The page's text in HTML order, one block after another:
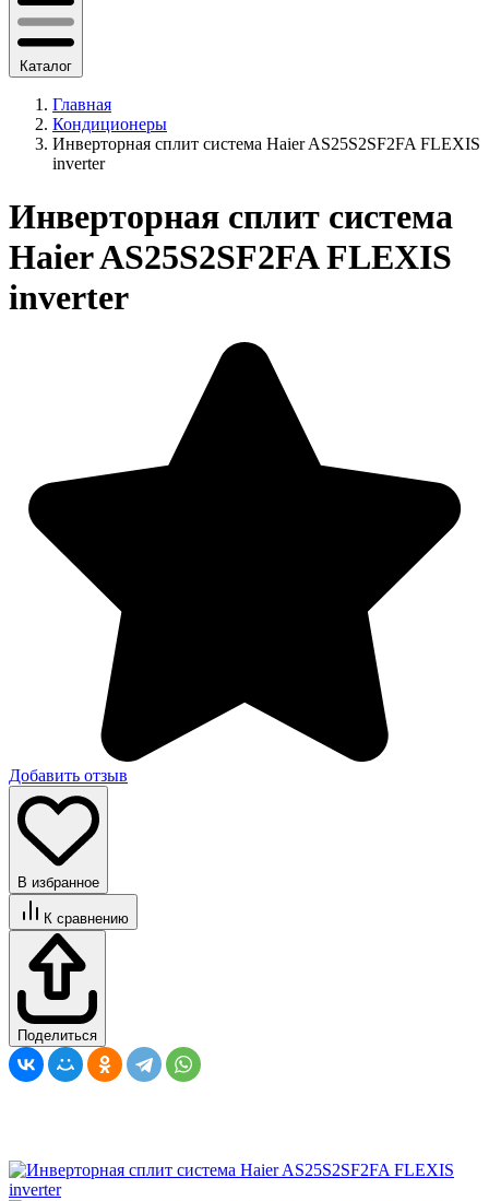
Каталог
Главная
Кондиционеры
Инверторная сплит система Haier AS25S2SF2FA FLEXIS
inverter
Инверторная сплит система
Haier AS25S2SF2FA FLEXIS
inverter
Добавить отзыв
В избранное
К сравнению
Поделиться